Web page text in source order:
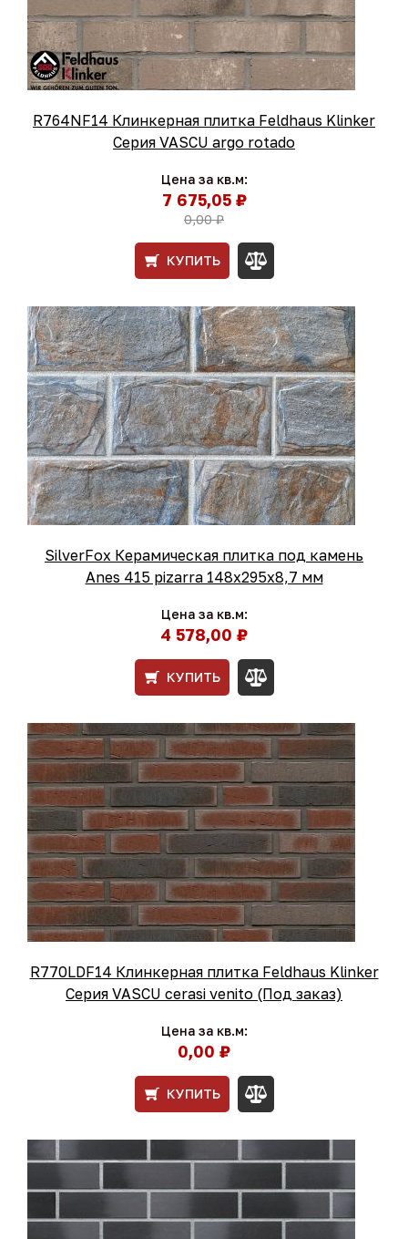
R764NF14 Клинкерная плитка Feldhaus Klinker
Серия VASCU argo rotado
Цена за кв.м:
7 675,05 ₽
0,00 ₽
КУПИТЬ
SilverFox Керамическая плитка под камень
Anes 415 pizarra 148x295х8,7 мм
Цена за кв.м:
4 578,00 ₽
КУПИТЬ
R770LDF14 Клинкерная плитка Feldhaus Klinker
Серия VASCU cerasi venito (Под заказ)
Цена за кв.м:
0,00 ₽
КУПИТЬ